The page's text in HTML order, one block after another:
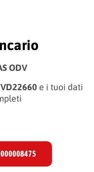
ODV
VD22660 e i tuoi dati